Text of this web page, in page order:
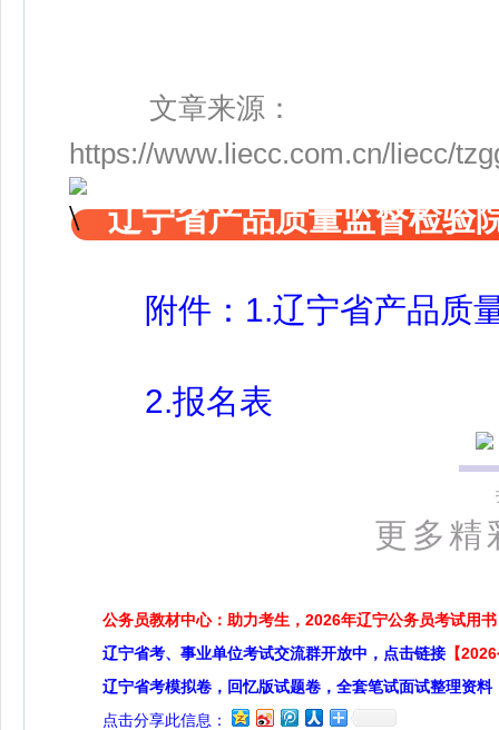
文章来源：
https://www.liecc.com.cn/liecc/
辽宁省产品质量监督检验
附件：1.辽宁省产品质量
2.报名表
更多精
公务员教材中心：助力考生，2026年辽宁公务员考试用书
辽宁省考、事业单位考试交流群开放中，点击链接 【
辽宁省考模拟卷，回忆版试题卷，全套笔试面试整理资料
点击分享此信息：